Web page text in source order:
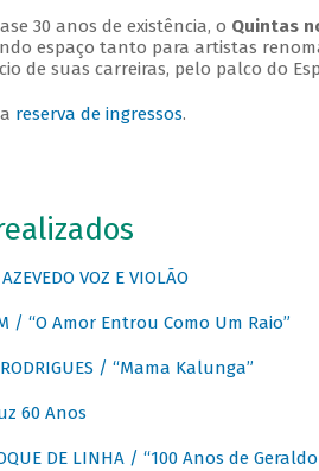
30 anos de existência, o Quintas
espaço tanto para artistas
de suas carreiras, pelo palco do
reserva de ingressos.
VOZ E VIOLÃO
/ “O Amor Entrou Como Um Raio”
/ “Mama Kalunga”
60 Anos
DE LINHA / “100 Anos de